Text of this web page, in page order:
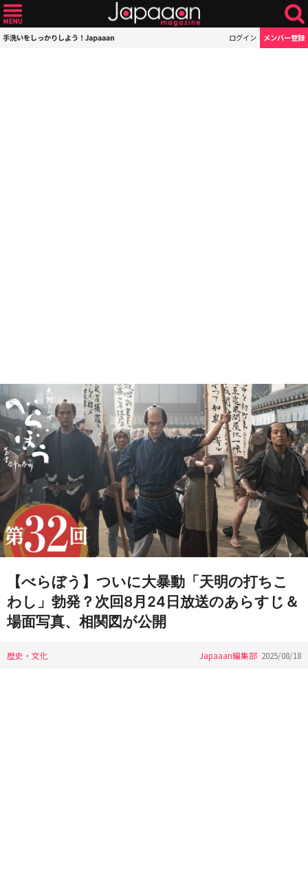
手洗いをしっかりしよう！Japaaan ログイン メンバー登録
【べらぼう】ついに大暴動「天明の打ちこ
わし」勃発？次回8月24日放送のあらすじ＆
場面写真、相関図が公開
歴史・文化 Japaaan編集部 2025/08/18